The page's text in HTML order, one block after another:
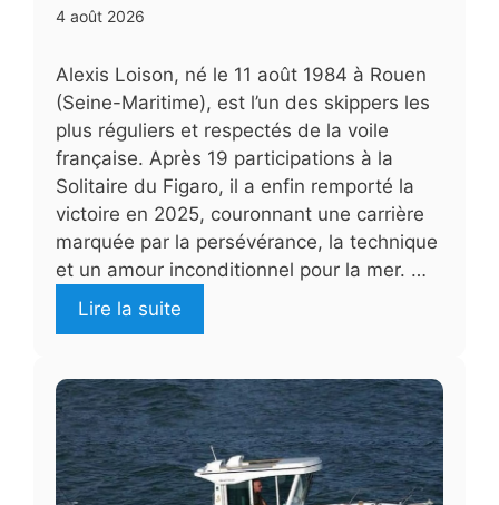
4 août 2026
Alexis Loison, né le 11 août 1984 à Rouen
(Seine-Maritime), est l’un des skippers les
plus réguliers et respectés de la voile
française. Après 19 participations à la
Solitaire du Figaro, il a enfin remporté la
victoire en 2025, couronnant une carrière
marquée par la persévérance, la technique
et un amour inconditionnel pour la mer. …
Lire la suite